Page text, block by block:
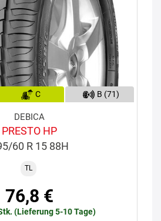
C B (71)
DEBICA
PRESTO HP
60 R 15 88H
TL
76,8 €
(Lieferung 5-10 Tage)